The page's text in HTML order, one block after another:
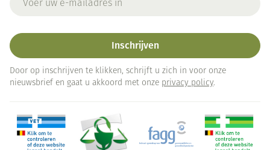
Inschrijven
Door op inschrijven te klikken, schrijft u zich in voor onze
nieuwsbrief en gaat u akkoord met onze privacy policy.